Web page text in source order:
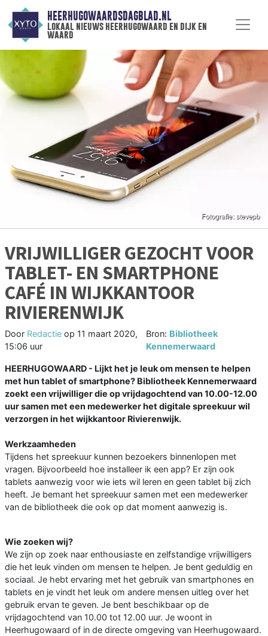
HEERHUGOWAARDSDAGBLAD.NL
lokaal nieuws heerhugowaard en dijk en
waard
VRIJWILLIGER GEZOCHT VOOR
TABLET- EN SMARTPHONE
CAFÉ IN WIJKKANTOOR
RIVIERENWIJK
Door Redactie op 11 maart 2020,
15:06 uur
Bron: Bibliotheek
Kennemerwaard
HEERHUGOWAARD - Lijkt het je leuk om mensen te helpen
met hun tablet of smartphone? Bibliotheek Kennemerwaard
zoekt een vrijwilliger die op vrijdagochtend van 10.00-12.00
uur samen met een medewerker het digitale spreekuur wil
verzorgen in het wijkkantoor Rivierenwijk.
Werkzaamheden
Tijdens het spreekuur kunnen bezoekers binnenlopen met
vragen. Bijvoorbeeld hoe installeer ik een app? Er zijn ook
tablets aanwezig voor wie iets wil leren en geen tablet bij zich
heeft. Je bemant het spreekuur samen met een medewerker
van de bibliotheek die ook op dat moment aanwezig is.
Wie zoeken wij?
We zijn op zoek naar enthousiaste en zelfstandige vrijwilligers
die het leuk vinden om mensen te helpen. Je bent geduldig en
sociaal. Je hebt ervaring met het gebruik van smartphones en
tablets en je vindt het leuk om andere mensen uitleg over het
gebruik ervan te geven. Je bent beschikbaar op de
vrijdagochtend van 10.00 tot 12.00 uur. Je woont in
Heerhugowaard of in de directe omgeving van Heerhugowaard.